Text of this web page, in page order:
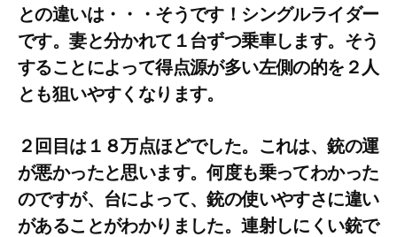
との違いは・・・そうです！シングルライダー
です。妻と分かれて１台ずつ乗車します。そう
することによって得点源が多い左側の的を２人
とも狙いやすくなります。
２回目は１８万点ほどでした。これは、銃の運
が悪かったと思います。何度も乗ってわかった
のですが、台によって、銃の使いやすさに違い
があることがわかりました。連射しにくい銃で